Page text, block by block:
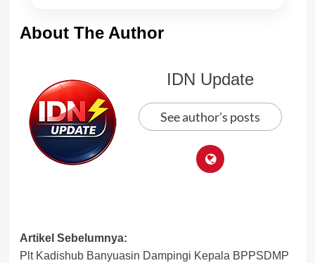
About The Author
IDN Update
See author's posts
Post
Artikel Sebelumnya:
Plt Kadishub Banyuasin Dampingi Kepala BPPSDMP